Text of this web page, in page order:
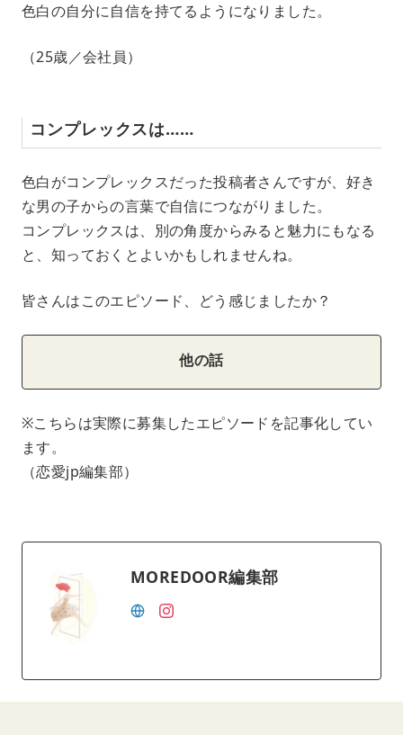
色白の自分に自信を持てるようになりました。
（25歳／会社員）
コンプレックスは……
色白がコンプレックスだった投稿者さんですが、好き
な男の子からの言葉で自信につながりました。
コンプレックスは、別の角度からみると魅力にもなる
と、知っておくとよいかもしれませんね。
皆さんはこのエピソード、どう感じましたか？
他の話
※こちらは実際に募集したエピソードを記事化してい
ます。
（恋愛jp編集部）
MOREDOOR編集部